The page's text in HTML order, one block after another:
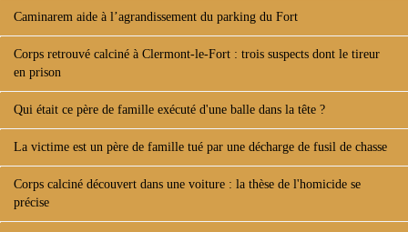
Caminarem aide à l’agrandissement du parking du Fort
Corps retrouvé calciné à Clermont-le-Fort : trois suspects dont le tireur
en prison
Qui était ce père de famille exécuté d'une balle dans la tête ?
La victime est un père de famille tué par une décharge de fusil de chasse
Corps calciné découvert dans une voiture : la thèse de l'homicide se
précise